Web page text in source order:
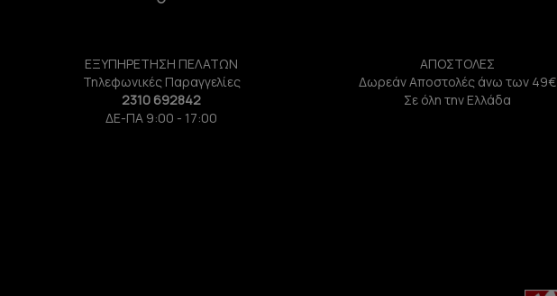
ΕΞΥΠΗΡΕΤΗΣΗ ΠΕΛΑΤΩΝ
Τηλεφωνικές Παραγγελίες
2310 692842
ΔΕ-ΠΑ 9:00 - 17:00
ΑΠΟΣΤΟΛΕΣ
Δωρεάν Αποστολές άνω των 49€
Σε όλη την Ελλάδα